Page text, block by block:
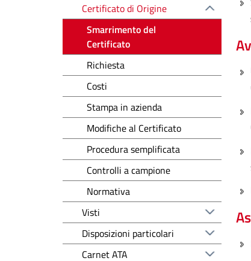
Certificato di Origine
Smarrimento del
Certificato
Richiesta
Costi
Stampa in azienda
Modifiche al Certificato
Procedura semplificata
Controlli a campione
Normativa
Visti
Disposizioni particolari
Carnet ATA